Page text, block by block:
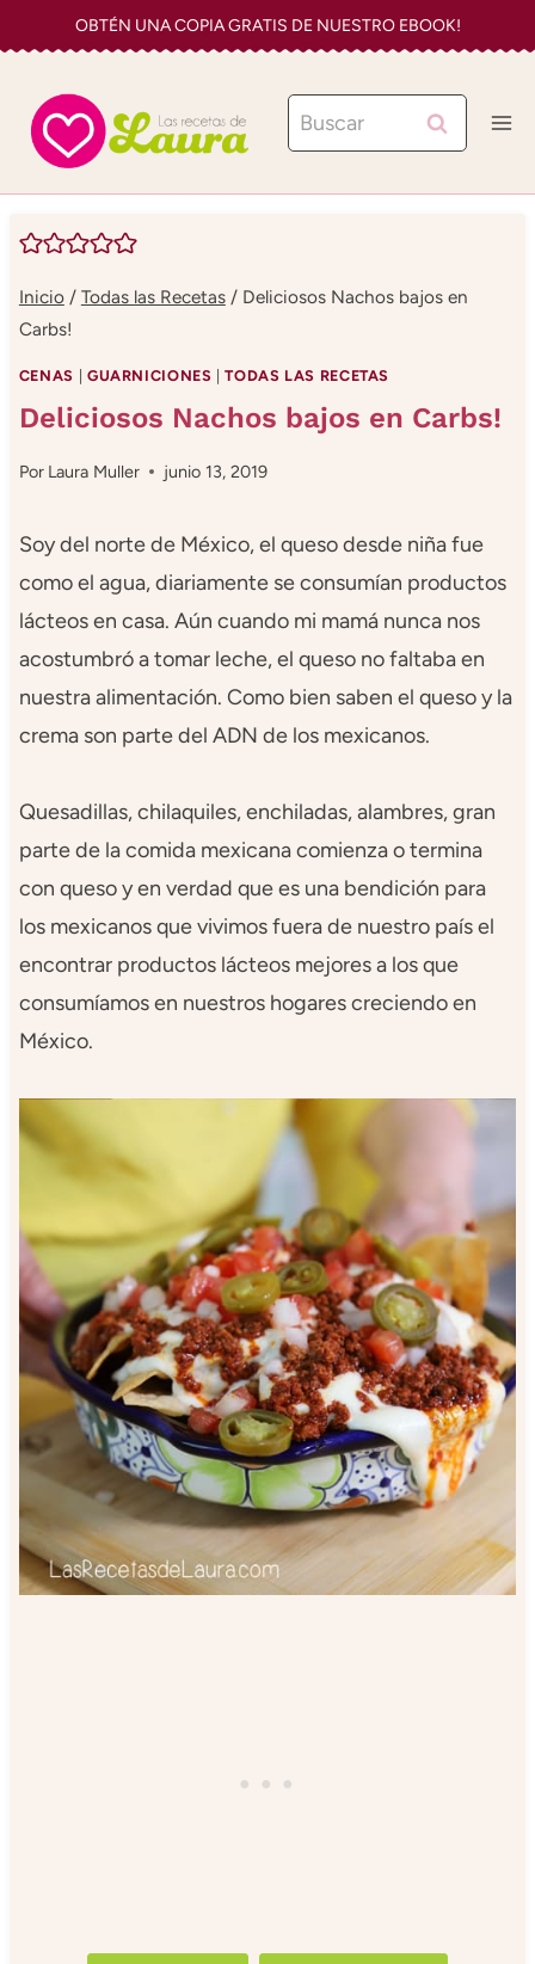
al
contenido
OBTÉN UNA COPIA GRATIS DE NUESTRO EBOOK!
Buscar:
Inicio / Todas las Recetas / Deliciosos Nachos bajos en
Carbs!
CENAS GUARNICIONES |TODAS LAS RECETAS
Deliciosos Nachos bajos en Carbs!
Por Laura Muller junio 13, 2019
Soy del norte de México, el queso desde niña fue
como el agua, diariamente se consumían productos
lácteos en casa. Aún cuando mi mamá nunca nos
acostumbró a tomar leche, el queso no faltaba en
nuestra alimentación. Como bien saben el queso y la
crema son parte del ADN de los mexicanos.
Quesadillas, chilaquiles, enchiladas, alambres, gran
parte de la comida mexicana comienza o termina
con queso y en verdad que es una bendición para
los mexicanos que vivimos fuera de nuestro país el
encontrar productos lácteos mejores a los que
consumíamos en nuestros hogares creciendo en
México.